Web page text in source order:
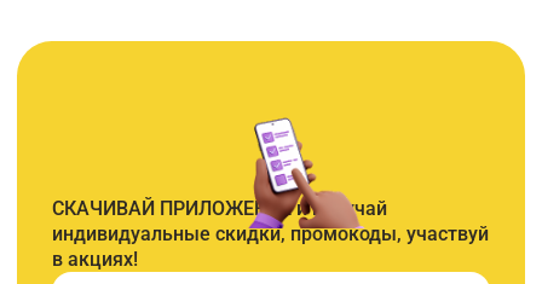
СКАЧИВАЙ ПРИЛОЖЕНИЕ и получай
индивидуальные скидки, промокоды, участвуй
в акциях!